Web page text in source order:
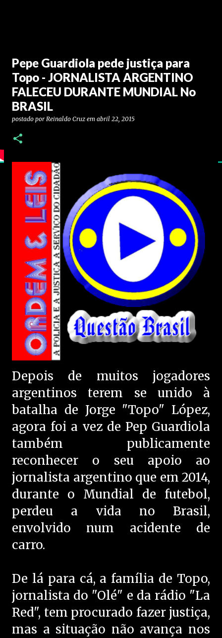
Pepe Guardiola pede justiça para
Topo - JORNALISTA ARGENTINO
FALECEU DURANTE MUNDIAL No
BRASIL
postado por Reinaldo Cruz em abril 22, 2015
Depois de muitos jogadores
argentinos terem se unido à
batalha de Jorge "Topo" López,
agora foi a vez de Pep Guardiola
também publicamente
reconhecer o seu apoio ao
jornalista argentino que em 2014,
durante o Mundial de futebol,
perdeu a vida no Brasil,
envolvido num acidente de
carro.
De lá para cá, a família de Topo,
jornalista do "Olé" e da rádio "La
Red", tem procurado fazer justiça,
mas a situação não avança nos